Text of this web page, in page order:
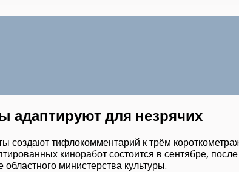
для незрячих
создают тифлокомментарий к трём
киноработ состоится в сентябре, после
министерства культуры.